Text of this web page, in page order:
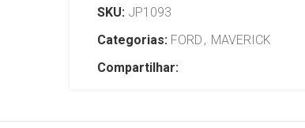
SKU: JP1093
Categorias: FORD , MAVERICK
Compartilhar: